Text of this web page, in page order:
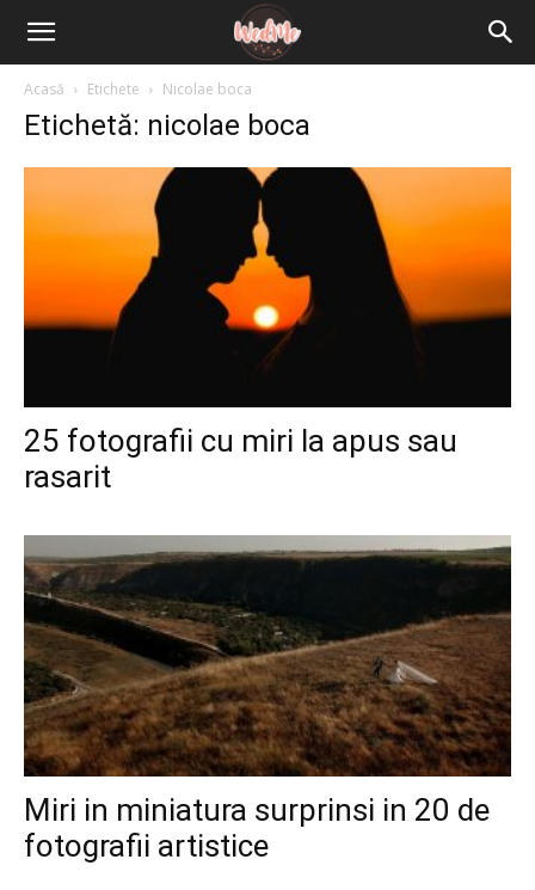
Acasă Etichete Nicolae boca
Etichetă: nicolae boca
25 fotografii cu miri la apus sau
rasarit
Miri in miniatura surprinsi in 20 de
fotografii artistice